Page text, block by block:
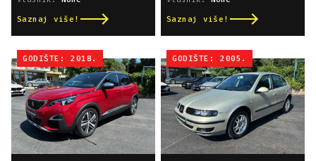
Saznaj više! Saznaj više!
GODIŠTE: 2018. GODIŠTE: 2005.